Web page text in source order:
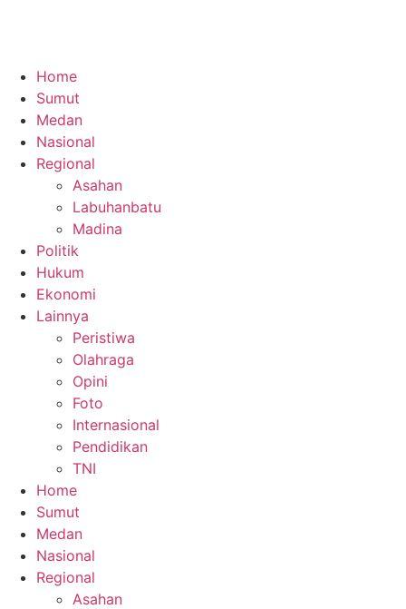
Home
Sumut
Medan
Nasional
Regional
Asahan
Labuhanbatu
Madina
Politik
Hukum
Ekonomi
Lainnya
Peristiwa
Olahraga
Opini
Foto
Internasional
Pendidikan
TNI
Home
Sumut
Medan
Nasional
Regional
Asahan